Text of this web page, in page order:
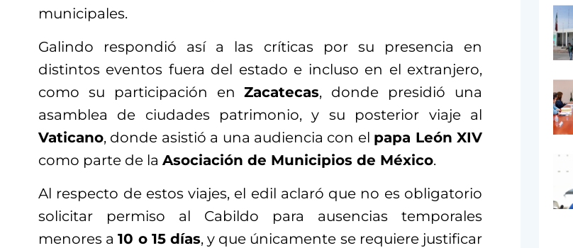
municipales.
Galindo respondió así a las críticas por su presencia en
distintos eventos fuera del estado e incluso en el extranjero,
como su participación enZacatecas, donde presidió una
asamblea de ciudades patrimonio, y su posterior viaje al
Vaticano, donde asistió a una audiencia con el papa León XIV
como parte de la Asociación de Municipios de México.
Al respecto de estos viajes, el edil aclaró que no es obligatorio
solicitar permiso al Cabildo para ausencias temporales
menores a10 o 15 días, y que únicamente se requiere justificar